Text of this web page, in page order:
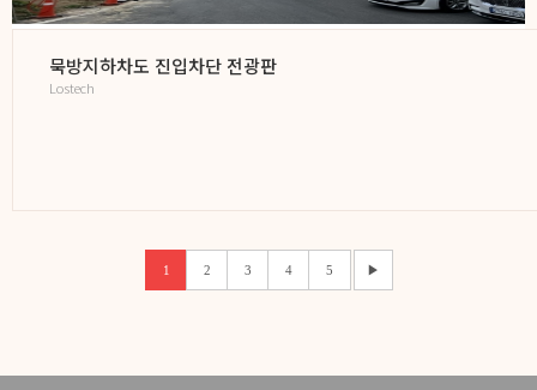
묵방지하차도 진입차단 전광판
Lostech
1 2 3 4 5 ▶